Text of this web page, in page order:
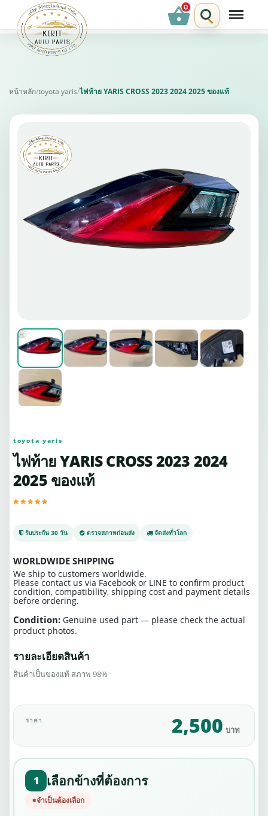
shopping_basket
หน้าหลัก/toyota yaris/ไฟท้าย YARIS CROSS 2023 2024 2025 ของแท้
toyota yaris
ไฟท้าย YARIS CROSS 2023 2024
2025 ของแท้
รับประกัน 30 วัน ตรวจสภาพก่อนส่ง จัดส่งทั่วโลก
WORLDWIDE SHIPPING
We ship to customers worldwide.
Please contact us via Facebook or LINE to confirm product
condition, compatibility, shipping cost and payment details
before ordering.
Condition: Genuine used part — please check the actual
product photos.
รายละเอียดสินค้า
สินค้าเป็นของแท้ สภาพ 98%
ราคา 2,500 บาท
1 เลือกข้างที่ต้องการ
จำเป็นต้องเลือก